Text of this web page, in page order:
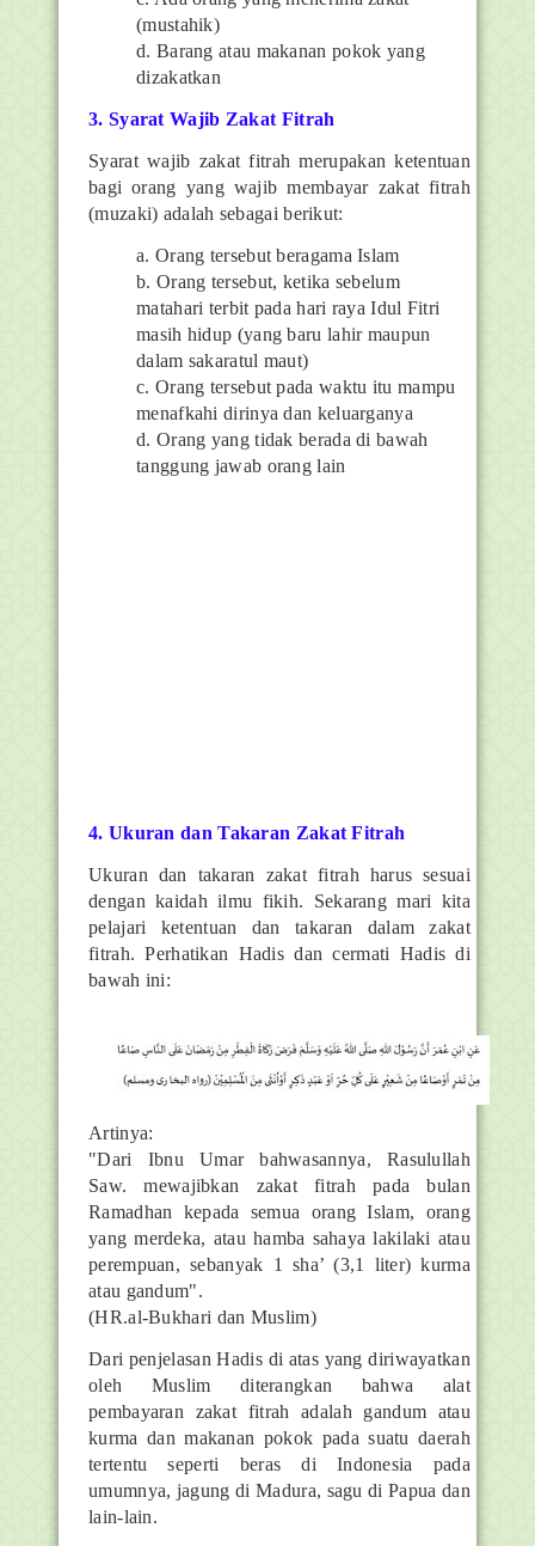
(mustahik)
d. Barang atau makanan pokok yang
dizakatkan
3. Syarat Wajib Zakat Fitrah
Syarat wajib zakat fitrah merupakan ketentuan
bagi orang yang wajib membayar zakat fitrah
(muzaki) adalah sebagai berikut:
a. Orang tersebut beragama Islam
b. Orang tersebut, ketika sebelum
matahari terbit pada hari raya Idul Fitri
masih hidup (yang baru lahir maupun
dalam sakaratul maut)
c. Orang tersebut pada waktu itu mampu
menafkahi dirinya dan keluarganya
d. Orang yang tidak berada di bawah
tanggung jawab orang lain
4. Ukuran dan Takaran Zakat Fitrah
Ukuran dan takaran zakat fitrah harus sesuai
dengan kaidah ilmu fikih. Sekarang mari kita
pelajari ketentuan dan takaran dalam zakat
fitrah. Perhatikan Hadis dan cermati Hadis di
bawah ini:
Artinya:
"Dari Ibnu Umar bahwasannya, Rasulullah
Saw. mewajibkan zakat fitrah pada bulan
Ramadhan kepada semua orang Islam, orang
yang merdeka, atau hamba sahaya lakilaki atau
perempuan, sebanyak 1 sha’ (3,1 liter) kurma
atau gandum".
(HR.al-Bukhari dan Muslim)
Dari penjelasan Hadis di atas yang diriwayatkan
oleh Muslim diterangkan bahwa alat
pembayaran zakat fitrah adalah gandum atau
kurma dan makanan pokok pada suatu daerah
tertentu seperti beras di Indonesia pada
umumnya, jagung di Madura, sagu di Papua dan
lain-lain.